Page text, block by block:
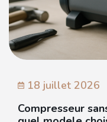
18 juillet 2026
Compresseur